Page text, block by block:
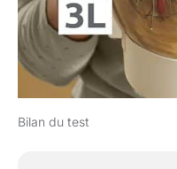
Bilan du test